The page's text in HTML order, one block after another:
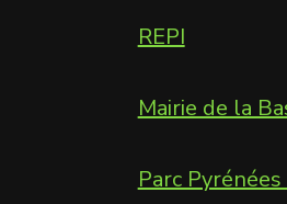
REPI
Mairie de la
Parc